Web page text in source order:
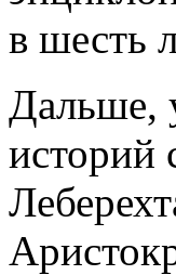
в шесть
Дальше,
историй